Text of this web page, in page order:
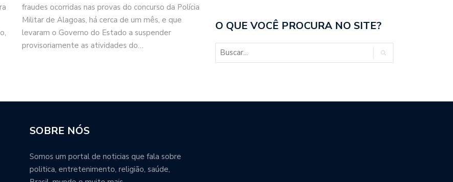
fraudes ocorridas nas provas do concurso da Polícia
Militar de Alagoas, há cerca de um mês, e que
levaram o Governo do Estado a suspender
provisoriamente as atividades do…
O QUE VOCÊ PROCURA NO SITE?
SOBRE NÓS
Somos um portal de noticias que fala sobre
politica, entretenimento, religião, saúde,